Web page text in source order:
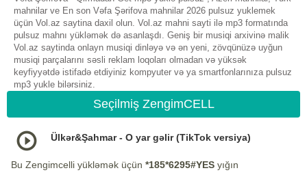
mahnilar ve En son Vəfa Şərifova mahnilar 2026 pulsuz yuklemek
üçün Vol.az saytina daxil olun. Vol.az mahni sayti ilə mp3 formatında
pulsuz mahnı yükləmək də asanlaşdı. Geniş bir musiqi arxivinə malik
Vol.az saytinda onlayn musiqi dinləyə və ən yeni, zövqünüzə uyğun
musiqi parçalarını səsli reklam loqoları olmadan və yüksək
keyfiyyətdə istifadə etdiyiniz kompyuter və ya smartfonlarınıza pulsuz
mp3 yukle bilərsiniz.
Seçilmiş ZengimCELL
Ülkər&Şahmar - O yar gəlir (TikTok versiya)
Bu Zengimcelli yükləmək üçün *185*6295#YES yığın